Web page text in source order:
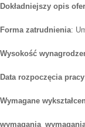
Dokładniejszy opis
Forma zatrudnienia:
Wysokość
Data rozpoczęcia pracy
Wymagane